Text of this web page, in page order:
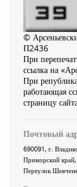
©
П2436
При
ссылка на
При
работающая
страницу
Почтовый
690091, г.
Приморский край,
Переулок